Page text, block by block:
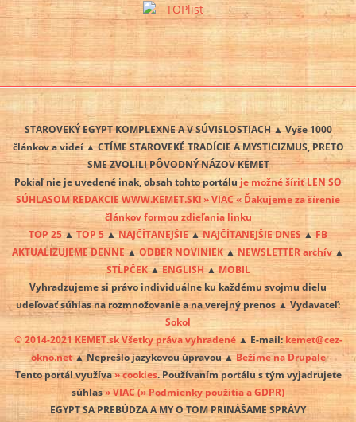
STAROVEKÝ EGYPT KOMPLEXNE A V SÚVISLOSTIACH ▲ Vyše 1000
článkov a videí ▲ CTÍME STAROVEKÉ TRADÍCIE A MYSTICIZMUS, PRETO
SME ZVOLILI PÔVODNÝ NÁZOV KEMET
Pokiaľ nie je uvedené inak, obsah tohto portálu je možné šíriť LEN SO
SÚHLASOM REDAKCIE WWW.KEMET.SK! » VIAC « Ďakujeme za šírenie
článkov formou zdieľania linku
TOP 25 ▲ TOP 5▲NAJČÍTANEJŠIE▲NAJČÍTANEJŠIE DNES ▲FB
AKTUALIZUJEME DENNE▲ODBER NOVINIEK▲NEWSLETTER archív ▲
STĹPČEK▲ENGLISH▲MOBIL
Vyhradzujeme si právo individuálne ku každému svojmu dielu
udeľovať súhlas na rozmnožovanie a na verejný prenos ▲ Vydavateľ:
Sokol
© 2014-2021 KEMET.sk Všetky práva vyhradené▲ E-mail: kemet@cez-
okno.net▲ Neprešlo jazykovou úpravou ▲Bežíme na Drupale
Tento portál využíva» cookies. Používaním portálu s tým vyjadrujete
súhlas» VIAC(» Podmienky použitia a GDPR)
EGYPT SA PREBÚDZA A MY O TOM PRINÁŠAME SPRÁVY